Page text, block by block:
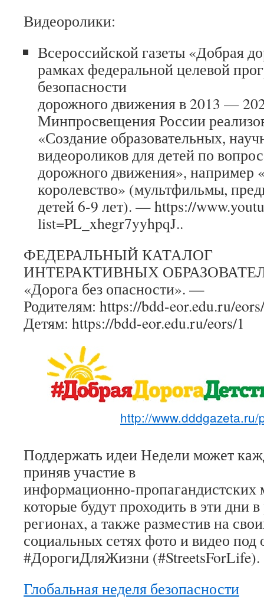
Видеоролики:
Всероссийской газеты «Добрая
рамках федеральной целевой
безопасности
дорожного движения в 2013 —
Минпросвещения России
«Создание образовательных,
видеороликов для детей по
дорожного движения», например
королевство» (мультфильмы,
детей 6-9 лет). — https://
list=PL_xhegr7yyhpqJ..
ФЕДЕРАЛЬНЫЙ КАТАЛОГ
ИНТЕРАКТИВНЫХ
«Дорога без опасности». —
Родителям: https://bdd-eor.edu.ru/
Детям: https://bdd-eor.edu.ru/eors/1
http://www.dddgazeta.ru/
Поддержать идеи Недели может
приняв участие в
информационно-пропагандистских
которые будут проходить в эти дни
регионах, а также разместив на
социальных сетях фото и видео
#ДорогиДляЖизни (#StreetsForLife).
Глобальная неделя безопасности